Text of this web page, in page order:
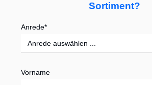
Sortiment?
Anrede*
Vorname